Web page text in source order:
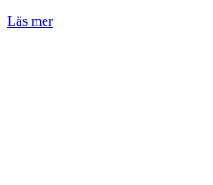
Läs mer